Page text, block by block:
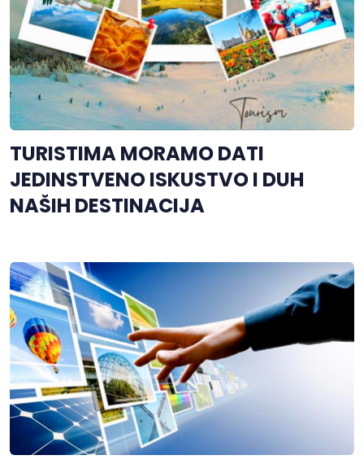
TURISTIMA MORAMO DATI
JEDINSTVENO ISKUSTVO I DUH
NAŠIH DESTINACIJA